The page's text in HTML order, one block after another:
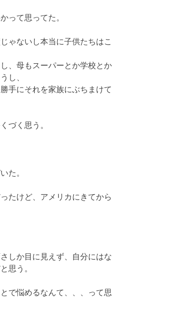
って思ってた。
ゃないし本当に子供たちはこ
、母もスーパーとか学校とか
し、
手にそれを家族にぶちまけて
づく思う。
た。
たけど、アメリカにきてから
しか目に見えず、自分にはな
思う。
で悩めるなんて、、、って思